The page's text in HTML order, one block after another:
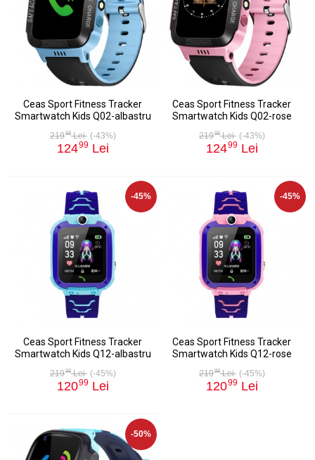
Ceas Sport Fitness Tracker
Smartwatch Kids Q02-albastru
21998Lei (-43%)
12499 Lei
Ceas Sport Fitness Tracker
Smartwatch Kids Q02-rose
21998Lei (-43%)
12499 Lei
-45%
Ceas Sport Fitness Tracker
Smartwatch Kids Q12-albastru
21998Lei (-45%)
12099 Lei
-45%
Ceas Sport Fitness Tracker
Smartwatch Kids Q12-rose
21998Lei (-45%)
12099 Lei
-50%